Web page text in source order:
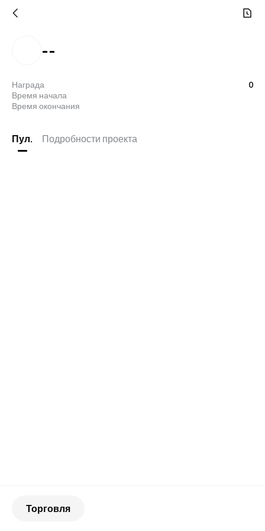
--
Награда
0
Время начала
Время окончания
Пул. Подробности проекта
Торговля